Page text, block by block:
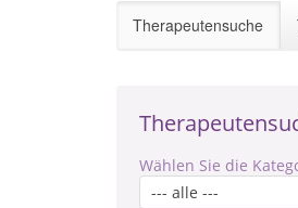
Therapeutensuche
Wählen Sie die